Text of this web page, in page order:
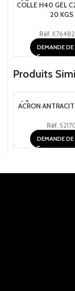
COLLE H40 GEL
20 KGS
Réf.
DEMANDE DE
Produits
ACRON
Réf.
DEMANDE DE